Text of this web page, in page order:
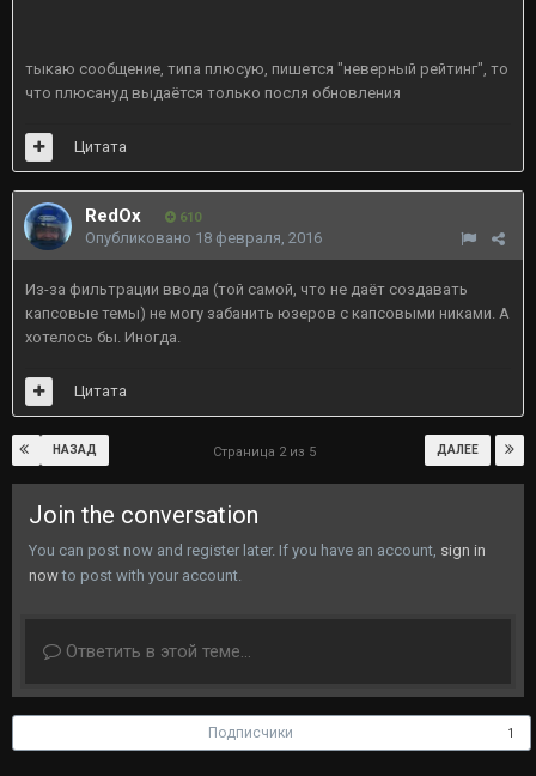
тыкаю сообщение, типа плюсую, пишется "неверный рейтинг", то
что плюсануд выдаётся только посля обновления
Цитата
RedOx 610
Опубликовано 18 февраля, 2016
Из-за фильтрации ввода (той самой, что не даёт создавать
капсовые темы) не могу забанить юзеров с капсовыми никами. А
хотелось бы. Иногда.
Цитата
НАЗАД ДАЛЕЕ
Страница 2 из 5
Join the conversation
You can post now and register later. If you have an account, sign in
nowto post with your account.
Ответить в этой теме...
Подписчики 1